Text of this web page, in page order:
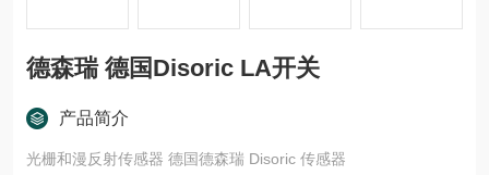
德森瑞 德国Disoric LA开关
产品简介
光栅和漫反射传感器 德国德森瑞 Disoric 传感器